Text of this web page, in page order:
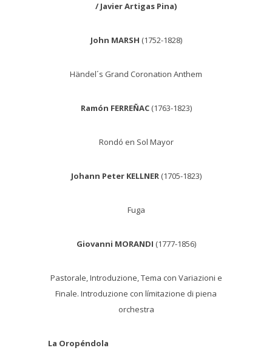
/ Javier Artigas Pina)
John MARSH (1752-1828)
Händel´s Grand Coronation Anthem
Ramón FERREÑAC (1763-1823)
Rondó en Sol Mayor
Johann Peter KELLNER (1705-1823)
Fuga
Giovanni MORANDI (1777-1856)
Pastorale, Introduzione, Tema con Variazioni e
Finale. Introduzione con límitazione di piena
orchestra
La Oropéndola